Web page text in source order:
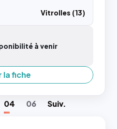
Vitrolles (13)
à venir
la fiche
04 06 Suiv.